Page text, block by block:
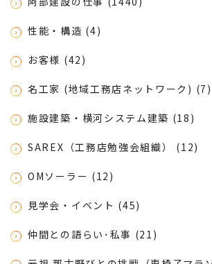
性能・構造 (4)
お客様 (42)
名工家 (地域工務店ネットワーク) (7)
施設建築・横河システム建築 (18)
SAREX（工務店勉強会組織） (12)
OMソーラー (12)
見学会・イベント (45)
仲間との語らい･私事 (21)